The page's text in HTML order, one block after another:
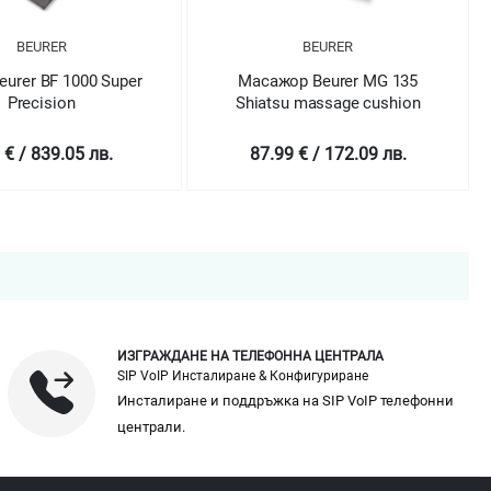
BEURER
BF 1000 Super
Precision
€ / 839.05 лв.
BEURER
Масажор Beurer MG 135
Shiatsu massage cushion
87.99 € / 172.09 лв.
ИЗГРАЖДАНЕ НА ТЕЛЕФОННА ЦЕНТРАЛА
SIP VoIP Инсталиране & Конфигуриране
Инсталиране и поддръжка на SIP VoIP телефонни
централи.